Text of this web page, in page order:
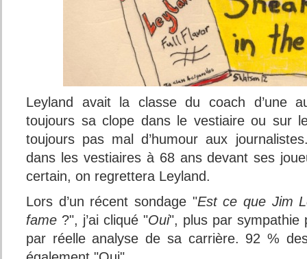
Leyland avait la classe du coach d’une
toujours sa clope dans le vestiaire ou sur
toujours pas mal d’humour aux
dans les vestiaires à 68 ans devant ses
certain, on regrettera Leyland.
Lors d’un récent sondage "Est ce que Jim
fame ?", j’ai cliqué "Oui", plus par sympathie
par réelle analyse de sa carrière. 92 %